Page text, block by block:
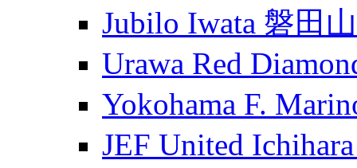
Jubilo Iwata 磐田
Urawa Red
Yokohama F.
JEF United